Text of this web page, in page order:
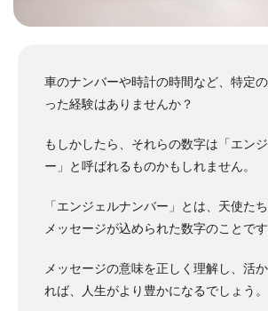
車のナンバーや時計の時間など、特定
った経験はありませんか？
もしかしたら、それらの数字は「エン
ー」と呼ばれるものかもしれません。
「エンジェルナンバー」とは、天使た
メッセージが込められた数字のことです
メッセージの意味を正しく理解し、活
れば、人生がより豊かになるでしょう。